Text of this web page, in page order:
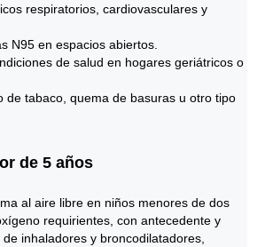
respiratorios, cardiovasculares y
N95 en espacios abiertos.
de salud en hogares geriátricos o
de tabaco, quema de basuras u otro tipo
de 5 años
al aire libre en niños menores de dos
requirientes, con antecedente y
inhaladores y broncodilatadores,